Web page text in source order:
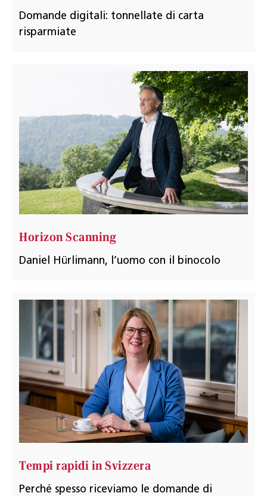
Domande digitali: tonnellate di carta
risparmiate
Horizon Scanning
Daniel Hürlimann, l’uomo con il binocolo
Tempi rapidi in Svizzera
Perché spesso riceviamo le domande di